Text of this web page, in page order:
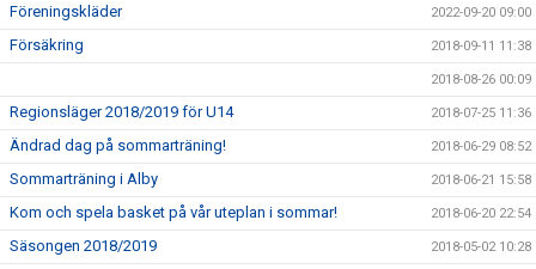
Föreningskläder 2022-09-20 09:00
Försäkring 2018-09-11 11:38
2018-08-26 00:09
Regionsläger 2018/2019 för U14 2018-07-25 11:36
Ändrad dag på sommarträning! 2018-06-29 08:52
Sommarträning i Alby 2018-06-21 15:58
Kom och spela basket på vår uteplan i sommar! 2018-06-20 22:54
Säsongen 2018/2019 2018-05-02 10:28